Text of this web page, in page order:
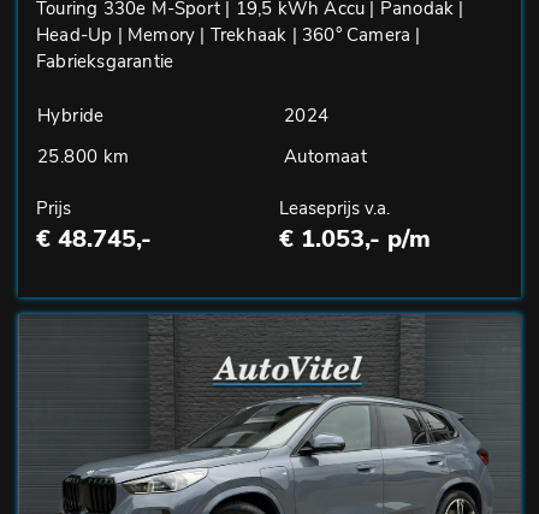
Touring 330e M-Sport | 19,5 kWh Accu | Panodak |
Head-Up | Memory | Trekhaak | 360° Camera |
Fabrieksgarantie
Hybride
2024
25.800 km
Automaat
Prijs
€ 48.745,-
Leaseprijs v.a.
€ 1.053,- p/m